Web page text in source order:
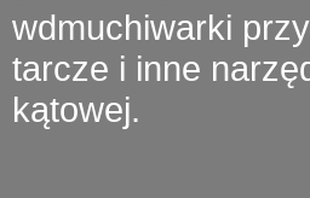
wdmuchiwarki
tarcze i inne
kątowej.